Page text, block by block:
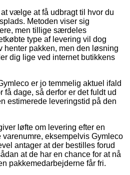
vælge at få udbragt til hvor du
Metoden viser sig
men tillige særdeles
type af levering vil dog
henter pakken, men den løsning
dig lige ved internet butikkens
er jo temmelig aktuel ifald
få dage, så derfor er det fuldt ud
estimerede leveringstid på den
løfte om levering efter en
eksempelvis Gymleco
antager at der bestilles forud
at de har en chance for at nå
pakkemedarbejderne får fri.